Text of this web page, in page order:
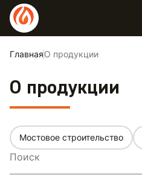
ГлавнаяО продукции
О продукции
Мостовое строительство